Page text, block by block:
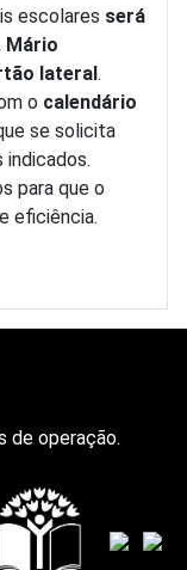
escolares será
Mário
lateral .
o calendário
se solicita
para que o
eficiência.
de operação.